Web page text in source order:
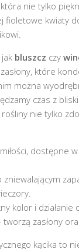
która nie tylko
fioletowe kwiaty
bluszcz czy
które
można
czas z
nie tylko
dostępne
zniewalającym
kolor i
tworzą zasłony
kącika to